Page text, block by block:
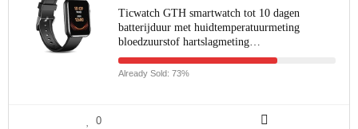
Ticwatch GTH smartwatch tot 10 dagen
batterijduur met huidtemperatuurmeting
bloedzuurstof hartslagmeting…
Already Sold: 73%
0